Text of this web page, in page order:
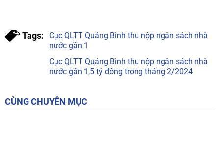
Tags:
Cục QLTT Quảng Bình thu nộp ngân sách nhà
nước gần 1
Cục QLTT Quảng Bình thu nộp ngân sách nhà
nước gần 1,5 tỷ đồng trong tháng 2/2024
CÙNG CHUYÊN MỤC